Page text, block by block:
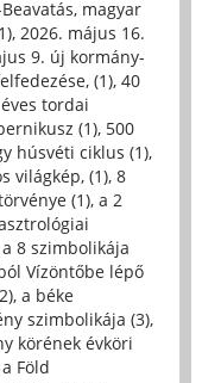
magyar
, 2026. május 16.
9. új kormány-
(1), 40
tordai
(1), 500
húsvéti ciklus (1),
világkép, (1), 8
(1), a 2
a 8 szimbolikája
Vízöntőbe lépő
, a béke
szimbolikája (3),
körének évköri
a Föld